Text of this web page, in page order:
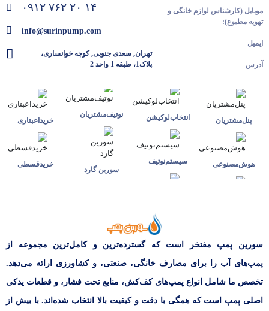
موبایل (کارشناس لوازم خانگی و
تهویه مطبوع):
ایمیل
آدرس
۰۹۱۲ ۷۶۲ ۲۰ ۱۴
info@surinpump.com
تهران, سعدی جنوبی, کوچه خوانساری،
پلاک1، طبقه 1 واحد 2
پنل‌مشتریان
هوش‌مصنوعی
انتخاب‌لوکیشن
سیستم‌نوتیف
نوتیف‌مشتریان
سورین گارد
خرید‌اعبتاری
خرید‌قسطی
سورین پمپ مفتخر است که گسترده‌ترین و کامل‌ترین مجموعه از
پمپ‌های آب را برای مصارف خانگی، صنعتی، و کشاورزی ارائه می‌دهد.
تخصص ما شامل انواع پمپ‌های کف‌کش، منابع تحت فشار، و قطعات یدکی
اصلی پمپ است که همگی با دقت و کیفیت بالا انتخاب شده‌اند. با بیش از